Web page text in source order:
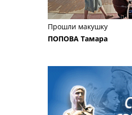
Прошли макушку
ПОПОВА Тамара